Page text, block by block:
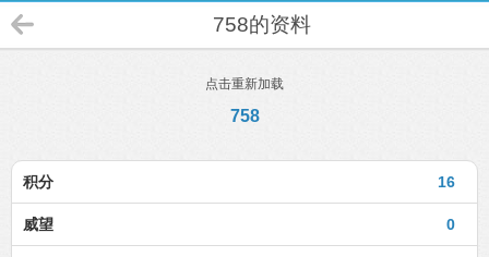
758的资料
点击重新加载
758
16
积分
0
威望